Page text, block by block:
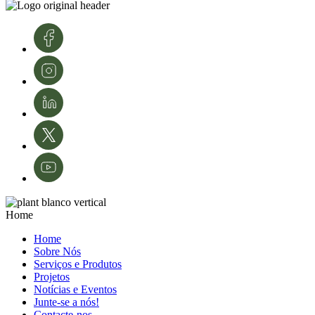
conhecimento e tecnologias. A sua experiência é fundamental para o
agricultura em Portugal.
Créditos de imagens: InnovPlantProtect – Inês Ferreira
Home
Home
Sobre Nós
Serviços e Produtos
Projetos
Notícias e Eventos
Junte-se a nós!